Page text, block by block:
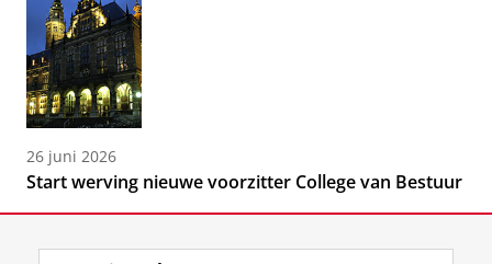
26 juni 2026
Start werving nieuwe voorzitter College van Bestuur